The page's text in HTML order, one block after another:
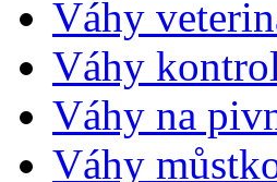
Váhy
Váhy
Váhy na
Váhy